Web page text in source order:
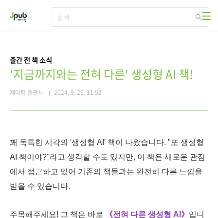
출간 전 책 소식
'지금까지와는 전혀 다른' 생성형 AI 책!
제이펍 출판사 2024. 9. 26. 11:52
꽤 독특한 시각의 '생성형 AI' 책이 나왔습니다. "또 생성형
AI 책이야?"라고 생각할 수도 있지만, 이 책은 새로운 관점
에서 접근하고 있어 기존의 책들과는 완전히 다른 느낌을
받을 수 있습니다.
주목해주세요! 그 책은 바로 《전혀 다른 생성형 AI》 입니